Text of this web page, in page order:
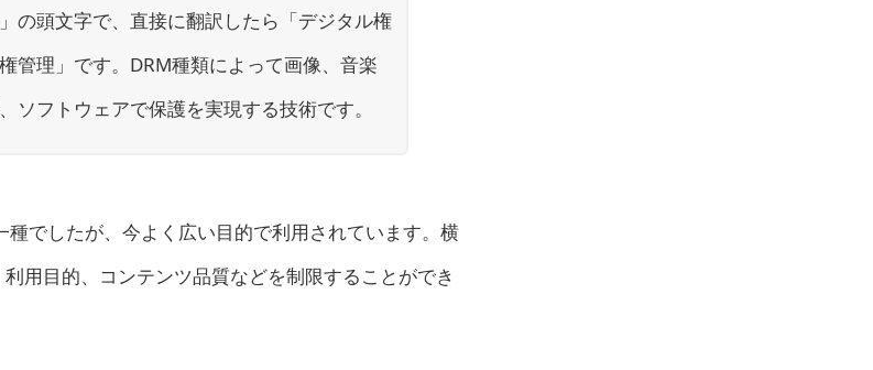
頭文字で、直接に翻訳したら「デジタル権
管理」です。DRM種類によって画像、音楽
ソフトウェアで保護を実現する技術です。
でしたが、今よく広い目的で利用されています。横
用目的、コンテンツ品質などを制限することができ